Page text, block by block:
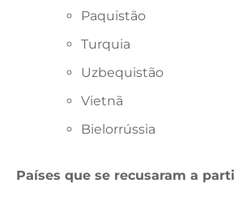
Paquistão
Turquia
Uzbequistão
Vietnã
Bielorrússia
Países que se recusaram a